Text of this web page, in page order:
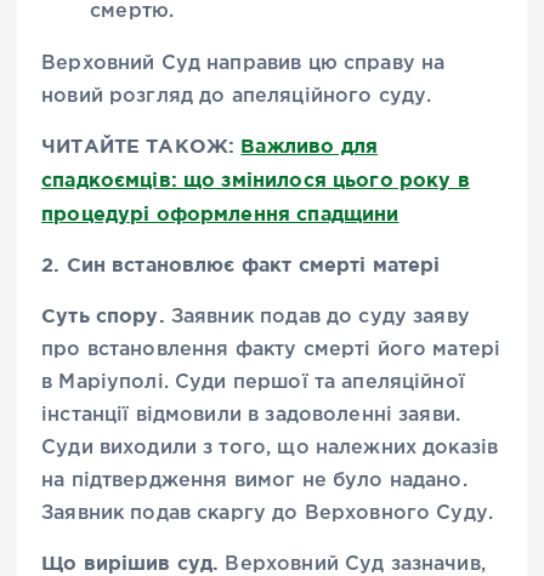
смертю.
Верховний Суд направив цю справу на
новий розгляд до апеляційного суду.
ЧИТАЙТЕ ТАКОЖ: Важливо для
спадкоємців: що змінилося цього року в
процедурі оформлення спадщини
2. Син встановлює факт смерті матері
Суть спору. Заявник подав до суду заяву
про встановлення факту смерті його матері
в Маріуполі. Суди першої та апеляційної
інстанції відмовили в задоволенні заяви.
Суди виходили з того, що належних доказів
на підтвердження вимог не було надано.
Заявник подав скаргу до Верховного Суду.
Що вирішив суд. Верховний Суд зазначив,